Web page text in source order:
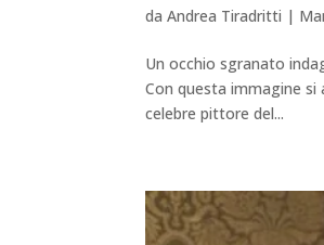
daAndrea Tiradritti |
Un occhio sgranato
Con questa immagine
celebre pittore del...